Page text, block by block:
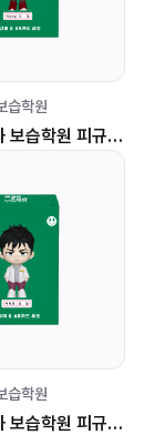
습학원
세기말 풋사과 보습학원 피규어 & AR 카드세트 (비오는날 김철)
습학원
세기말 풋사과 보습학원 피규어 & AR 카드세트 (백제중 김철)